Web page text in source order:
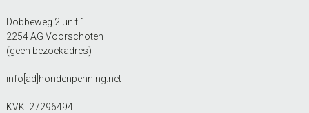
Dobbeweg 2 unit 1
2254 AG Voorschoten
(geen bezoekadres)
info[ad]hondenpenning.net
KVK: 27296494